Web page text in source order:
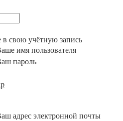
свою учётную запись
имя пользователя
пароль
адрес электронной почты